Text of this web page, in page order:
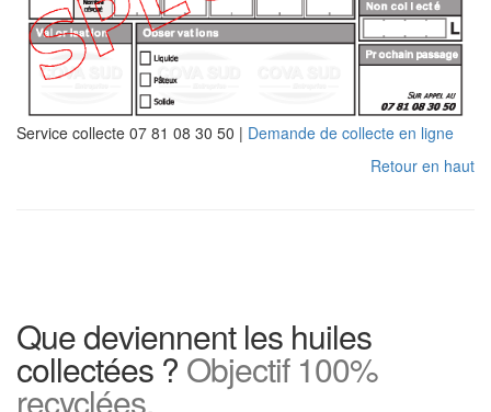
Service collecte 07 81 08 30 50 | Demande de collecte en ligne
Retour en haut
Que deviennent les huiles
collectées ? Objectif 100%
recyclées.